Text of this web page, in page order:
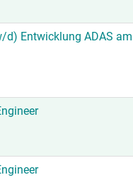
d) Entwicklung ADAS